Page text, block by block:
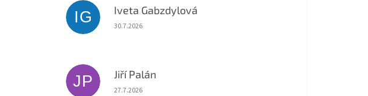
IG Iveta Gabzdylová
Hodnocení obchodu je 5 z 5 hvězdiček.
30.7.2026
JP Jiří Palán
Hodnocení obchodu je 5 z 5 hvězdiček.
27.7.2026